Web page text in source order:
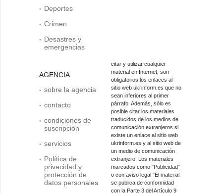
Deportes
Crimen
Desastres y
emergencias
AGENCIA
sobre la agencia
contacto
condiciones de
suscripción
servicios
Política de
privacidad y
protección de
datos personales
citar y utilizar cualquier
material en Internet, son
obligatorios los enlaces al
sitio web ukrinform.es que no
sean inferiores al primer
párrafo. Además, sólo es
posible citar los materiales
traducidos de los medios de
comunicación extranjeros si
existe un enlace al sitio web
ukrinform.es y al sitio web de
un medio de comunicación
extranjero. Los materiales
marcados como "Publicidad"
o con aviso legal "El material
se publica de conformidad
con la Parte 3 del Artículo 9